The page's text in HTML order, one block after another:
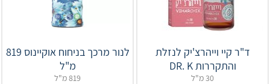
ד"ר קיי וייהרצ'יק לנזלת
והתקררות DR. K
30 מ"ל
לנור מרכך בניחוח אוקיינוס 819
מ"ל
819 מ"ל